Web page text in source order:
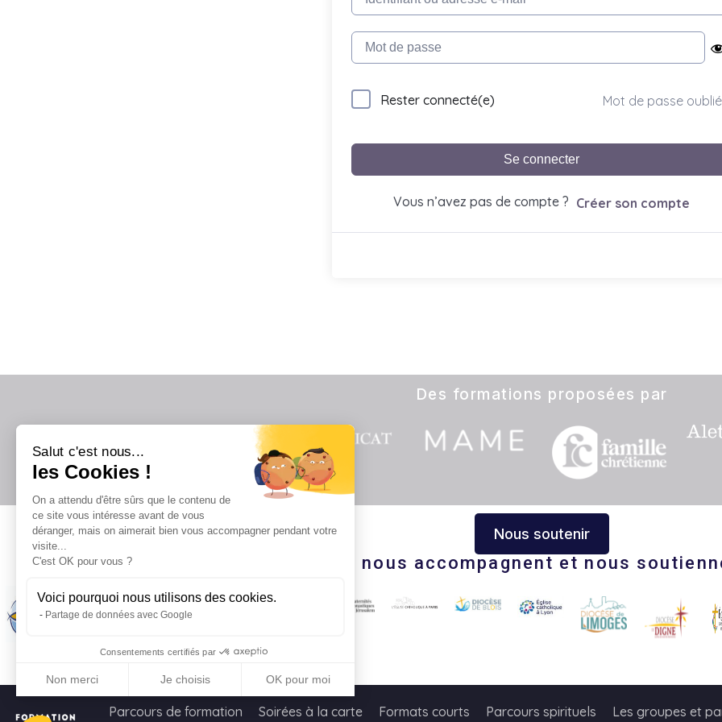
Salut c'est nous...
les Cookies !
On a attendu d'être sûrs que le contenu de
ce site vous intéresse avant de vous
déranger, mais on aimerait bien vous accompagner pendant votre
visite...
C'est OK pour vous ?
Voici pourquoi nous utilisons des cookies.
Partage de données avec Google
Consentements certifiés par
Non merci Je choisis OK pour moi
Plateforme de Gestion du Consentement : Personnalisez vos Options
Rester connecté(e) Mot de passe
Se connecter
Vous n’avez pas de compte ? Créer son compte
Des formations proposées par
Nous soutenir
Ils nous accompagnent et nous
Parcours de formation Soirées à la carte Formats courts Parcours spirituels Les groupes et